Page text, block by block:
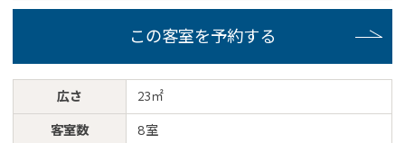
この客室を予約する
広さ 23㎡
客室数 8室